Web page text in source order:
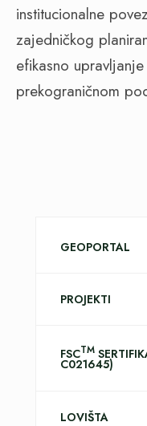
institucionalne
zajedničkog
efikasno
prekograničnom
GEOPORTAL
PROJEKTI
FSCTM
C021645)
LOVIŠTA